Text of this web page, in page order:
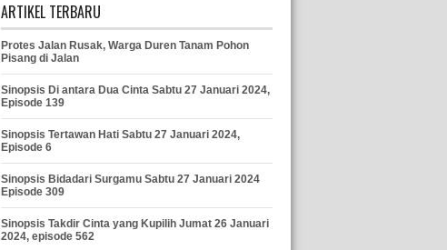
ARTIKEL TERBARU
Protes Jalan Rusak, Warga Duren Tanam Pohon
Pisang di Jalan
Sinopsis Di antara Dua Cinta Sabtu 27 Januari 2024,
Episode 139
Sinopsis Tertawan Hati Sabtu 27 Januari 2024,
Episode 6
Sinopsis Bidadari Surgamu Sabtu 27 Januari 2024
Episode 309
Sinopsis Takdir Cinta yang Kupilih Jumat 26 Januari
2024, episode 562